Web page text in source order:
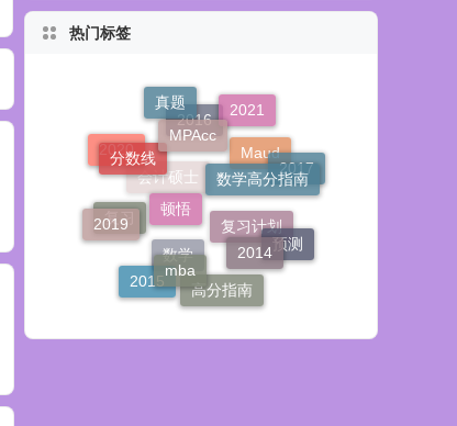
热门标签
会计硕士
2016
Maud
复习计划
数学
复习
2020
真题 2021
2017
预测
高分指南
2015
2019
分数线
MPAcc
数学高分指南
2014
mba
顿悟